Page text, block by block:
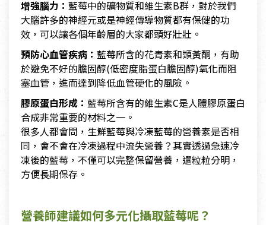
增強腦力： 藍莓中的礦物質和維生素B群，對於我們
大腦許多的神經元或是神經傳導物質都有保健的功
效，可以讓各個年齡層的大家都頭好壯壯。
預防心血管疾病： 藍莓所含的花青素和類黃酮，有助
於避免不好的膽固醇(低密度脂蛋白膽固醇)氧化而阻
塞血管，進而達到降低血管硬化的風險。
膠原蛋白形成： 藍莓所含有的維生素C是人體膠原蛋白
合成非常重要的材料之一。
很多人都會問，生鮮藍莓與冷凍藍莓的營養素是否相
同，會不會在冷凍過程中流失營養？其實透過急速冷
凍後的藍莓，不僅可以完整保留營養，還粒粒分明，
方便長期保存。
營養師建議如何多元化攝取藍莓呢？